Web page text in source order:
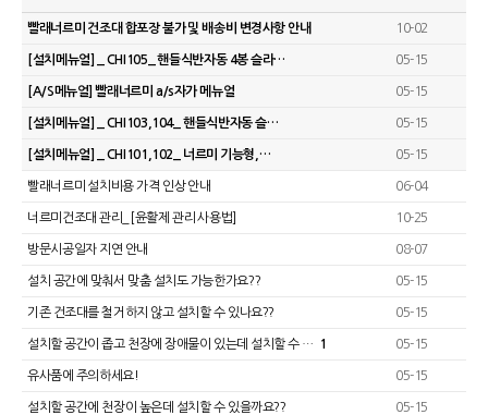
빨래너르미 건조대 합포장 불가 및 배송비 변경사항 안내 10-02
[설치메뉴얼] _ CHI105_ 핸들식반자동 4봉 슬라… 05-15
[A/S메뉴얼] 빨래너르미 a/s자가 메뉴얼 05-15
[설치메뉴얼] _ CHI103,104_ 핸들식반자동 슬… 05-15
[설치메뉴얼] _ CHI101,102_ 너르미 기능형,… 05-15
빨래너르미 설치비용 가격 인상 안내 06-04
너르미건조대 관리_[윤활제 관리 사용법] 10-25
방문시공일자 지연 안내 08-07
설치 공간에 맞춰서 맞춤 설치도 가능한가요?? 05-15
기존 건조대를 철거하지 않고 설치할 수 있나요?? 05-15
설치할 공간이 좁고 천장에 장애물이 있는데 설치할 수 … 1 05-15
유사품에 주의하세요! 05-15
설치할 공간에 천장이 높은데 설치할 수 있을까요?? 05-15